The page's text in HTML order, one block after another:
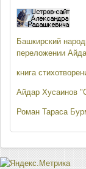
Башкирский
переложении
книга
Айдар Хусаинов
Роман Тараса